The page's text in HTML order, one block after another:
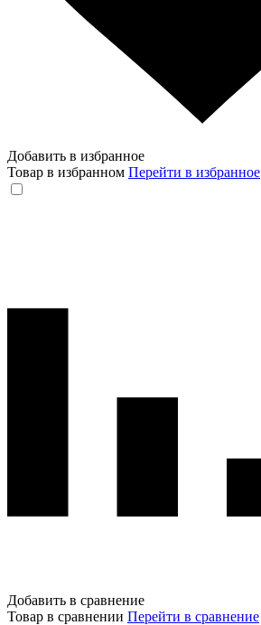
Добавить в избранное
Товар в избранном Перейти в избранное
Добавить в сравнение
Товар в сравнении Перейти в сравнение